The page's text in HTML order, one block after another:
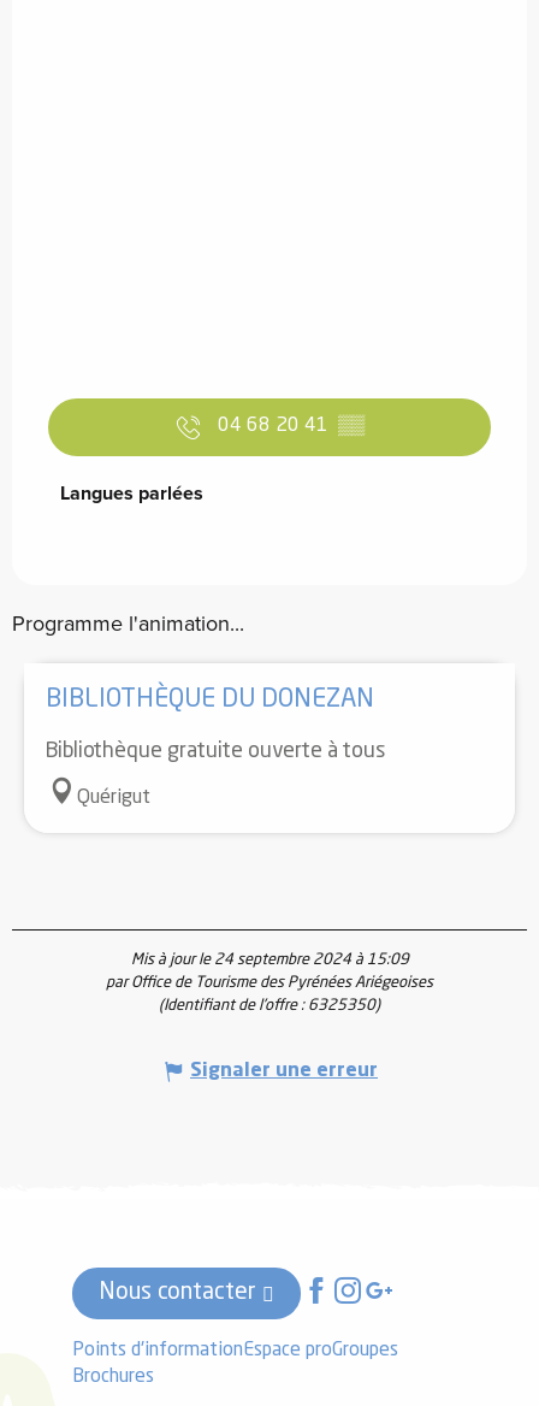
04 68 20 41 ▒▒
Langues parlées
Langues parlées
Programme l'animation...
BIBLIOTHÈQUE DU DONEZAN
Bibliothèque gratuite ouverte à tous
Quérigut
Mis à jour le 24 septembre 2024 à 15:09
par Office de Tourisme des Pyrénées Ariégeoises
(Identifiant de l'offre : 6325350)
Signaler une erreur
Nous contacter
Points d'informationEspace proGroupes
Brochures